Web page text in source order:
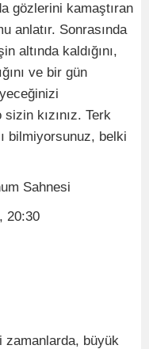
gözlerini kamaştıran
anlatır. Sonrasında
altında kaldığını,
ve bir gün
kızınız. Terk
bilmiyorsunuz, belki
Sahnesi
20:30
zamanlarda, büyük